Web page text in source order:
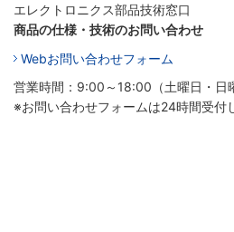
エレクトロニクス部品技術窓口
商品の仕様・技術のお問い合わせ
Webお問い合わせフォーム
営業時間：9:00～18:00（土曜日・日
※お問い合わせフォームは24時間受付